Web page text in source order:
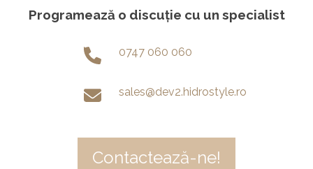
Programează o discuție cu un specialist
0747 060 060
sales@dev2.hidrostyle.ro
Contactează-ne!